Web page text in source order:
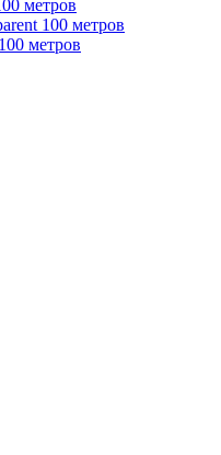
метров
100 метров
метров